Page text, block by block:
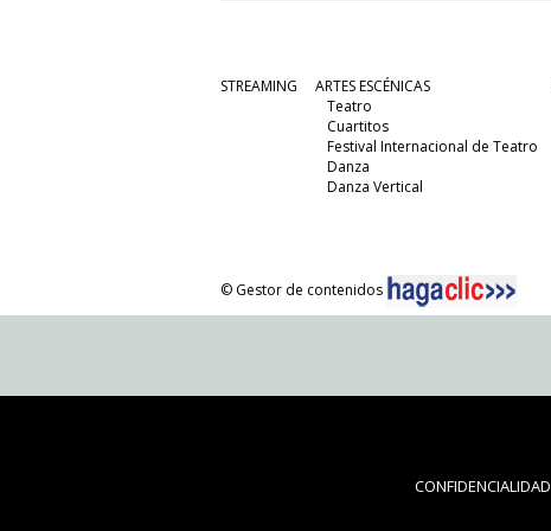
STREAMING
ARTES ESCÉNICAS
Teatro
Cuartitos
Festival Internacional de Teatro
Danza
Danza Vertical
© Gestor de contenidos
CONFIDENCIALIDAD